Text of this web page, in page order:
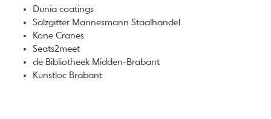
Dunia coatings
Salzgitter Mannesmann Staalhandel
Kone Cranes
Seats2meet
de Bibliotheek Midden-Brabant
Kunstloc Brabant